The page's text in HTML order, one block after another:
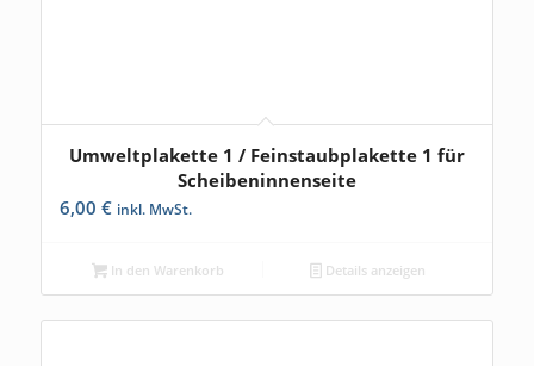
5.00
Umweltplakette 1 / Feinstaubplakette 1 für
Scheibeninnenseite
6,00 € inkl. MwSt.
In den Warenkorb Details anzeigen